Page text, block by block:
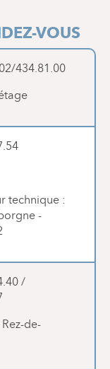
VOUS
434.81.00
technique :
-
/
de-